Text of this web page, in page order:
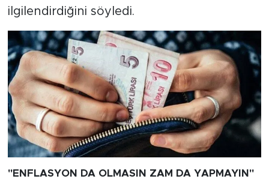
ilgilendirdiğini söyledi.
"ENFLASYON DA OLMASIN ZAM DA YAPMAYIN"